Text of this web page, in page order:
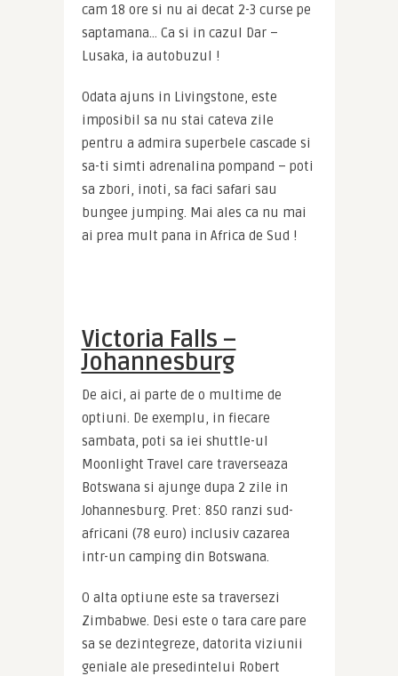
cam 18 ore si nu ai decat 2-3 curse pe
saptamana… Ca si in cazul Dar –
Lusaka, ia autobuzul !
Odata ajuns in Livingstone, este
imposibil sa nu stai cateva zile
pentru a admira superbele cascade si
sa-ti simti adrenalina pompand – poti
sa zbori, inoti, sa faci safari sau
bungee jumping. Mai ales ca nu mai
ai prea mult pana in Africa de Sud !
Victoria Falls –
Johannesburg
De aici, ai parte de o multime de
optiuni. De exemplu, in fiecare
sambata, poti sa iei shuttle-ul
Moonlight Travel care traverseaza
Botswana si ajunge dupa 2 zile in
Johannesburg. Pret: 850 ranzi sud-
africani (78 euro) inclusiv cazarea
intr-un camping din Botswana.
O alta optiune este sa traversezi
Zimbabwe. Desi este o tara care pare
sa se dezintegreze, datorita viziunii
geniale ale presedintelui Robert